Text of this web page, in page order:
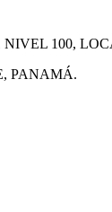
100,
PANAMÁ.